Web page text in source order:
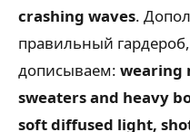
crashing waves.
правильный
дописываем: wearing
sweaters and heavy
soft diffused light, shot